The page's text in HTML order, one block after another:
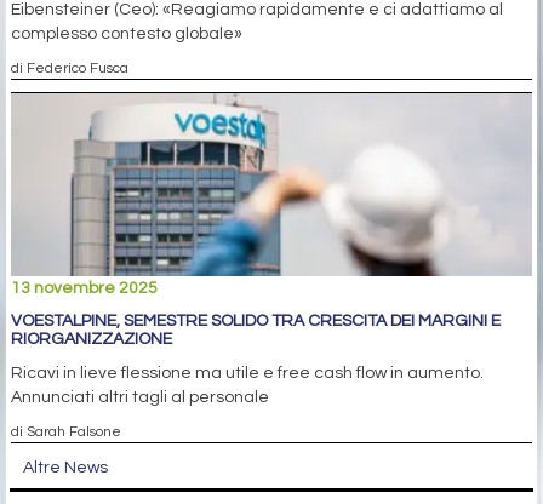
Eibensteiner (Ceo): «Reagiamo rapidamente e ci adattiamo al
complesso contesto globale»
di Federico Fusca
13 novembre 2025
VOESTALPINE, SEMESTRE SOLIDO TRA CRESCITA DEI MARGINI E
RIORGANIZZAZIONE
Ricavi in lieve flessione ma utile e free cash flow in aumento.
Annunciati altri tagli al personale
di Sarah Falsone
Altre News